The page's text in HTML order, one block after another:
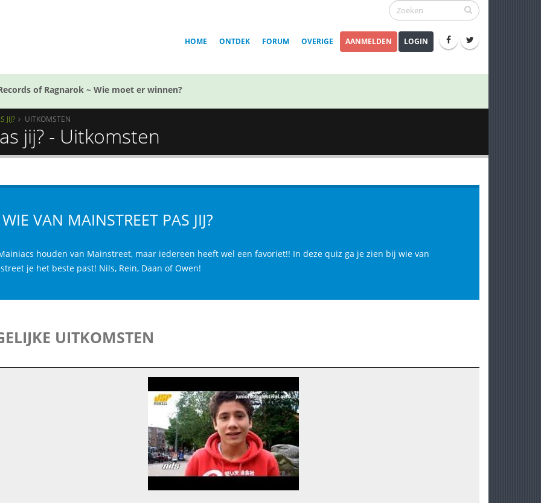
HOME ONTDEK FORUM OVERIGE AANMELDEN LOGIN
of Ragnarok ~ Wie moet er winnen?
JIJ? UITKOMSTEN
jij? - Uitkomsten
VAN MAINSTREET PAS JIJ?
houden van Mainstreet, maar iedereen heeft wel een favoriet!! In deze quiz ga je zien bij wie van
je het beste past! Nils, Rein, Daan of Owen!
UITKOMSTEN